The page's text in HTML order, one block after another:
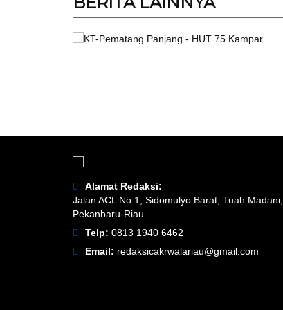
Alamat Redaksi:
Jalan ACL No 1, Sidomulyo Barat, Tuah Madani,
Pekanbaru-Riau
Telp: 0813 1940 6462
Email: redaksicakrwalariau@gmail.com